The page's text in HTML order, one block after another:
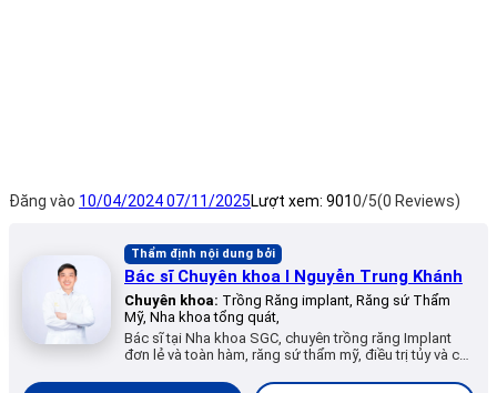
Đăng vào 10/04/202407/11/2025Lượt xem: 9010/5(0 Reviews)
Thẩm định nội dung bởi
Bác sĩ Chuyên khoa I Nguyễn Trung Khánh
Chuyên khoa: Trồng Răng implant, Răng sứ Thẩm
Mỹ, Nha khoa tổng quát,
Bác sĩ tại Nha khoa SGC, chuyên trồng răng Implant
đơn lẻ và toàn hàm, răng sứ thẩm mỹ, điều trị tủy và các